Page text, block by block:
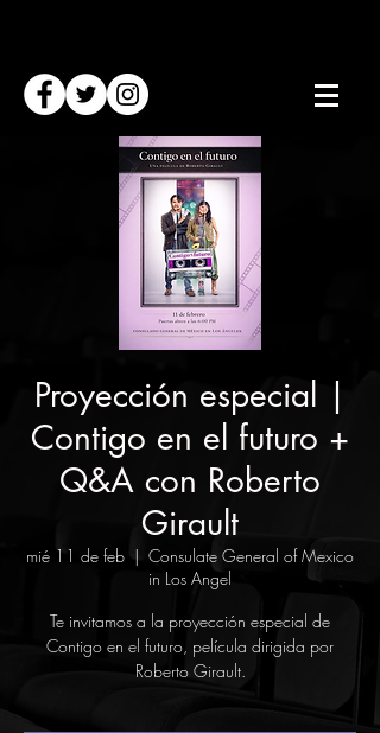
Proyección especial |
Contigo en el futuro +
Q&A con Roberto
Girault
mié 11 de feb
  |
Consulate General of Mexico
in Los Angel
Te invitamos a la proyección especial de
Contigo en el futuro, película dirigida por
Roberto Girault.